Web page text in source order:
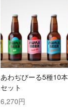
あわぢびーる5種10本
セット
6,270円